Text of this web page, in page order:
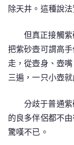
除天井。這種說
但真正接觸
把紫砂壺可謂高
走，從壺身、壺
三遍，一只小壺就
分歧于普通
的良多伴侶都不
驚嘆不已。